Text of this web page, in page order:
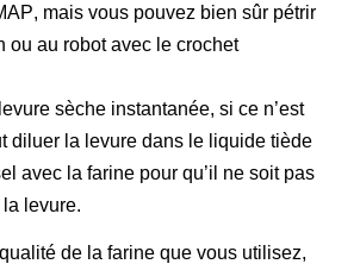
, mais vous pouvez bien sûr pétrir
ou au robot avec le crochet
sèche instantanée, si ce n’est
diluer la levure dans le liquide tiède
avec la farine pour qu’il ne soit pas
levure.
de la farine que vous utilisez,